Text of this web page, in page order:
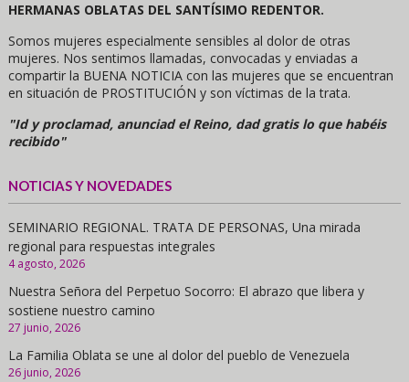
HERMANAS OBLATAS DEL SANTÍSIMO REDENTOR.
Somos mujeres especialmente sensibles al dolor de otras
mujeres. Nos sentimos llamadas, convocadas y enviadas a
compartir la BUENA NOTICIA con las mujeres que se encuentran
en situación de PROSTITUCIÓN y son víctimas de la trata.
"Id y proclamad, anunciad el Reino, dad gratis lo que habéis
recibido"
NOTICIAS Y NOVEDADES
SEMINARIO REGIONAL. TRATA DE PERSONAS, Una mirada
regional para respuestas integrales
4 agosto, 2026
Nuestra Señora del Perpetuo Socorro: El abrazo que libera y
sostiene nuestro camino
27 junio, 2026
La Familia Oblata se une al dolor del pueblo de Venezuela
26 junio, 2026